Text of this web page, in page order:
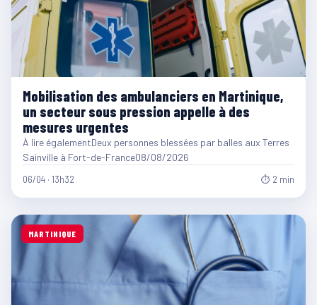
Mobilisation des ambulanciers en Martinique,
un secteur sous pression appelle à des
mesures urgentes
À lire égalementDeux personnes blessées par balles aux Terres
Sainville à Fort-de-France08/08/2026
06/04 · 13h32 ⏱ 2 min
MARTINIQUE